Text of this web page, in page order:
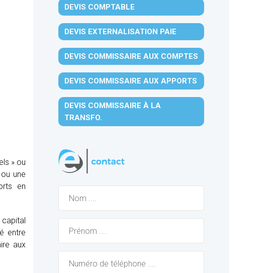
» ou
une
en
capital
entre
aux
DEVIS COMPTABLE
DEVIS EXTERNALISATION PAIE
DEVIS COMMISSAIRE AUX COMPTES
DEVIS COMMISSAIRE AUX APPORTS
DEVIS COMMISSAIRE À LA
TRANSFO.